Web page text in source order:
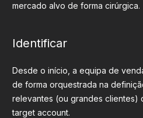
mercado alvo de forma cirúrgica.
Identificar
Desde o início, a equipa de
de forma orquestrada na
relevantes (ou grandes clientes)
target account.